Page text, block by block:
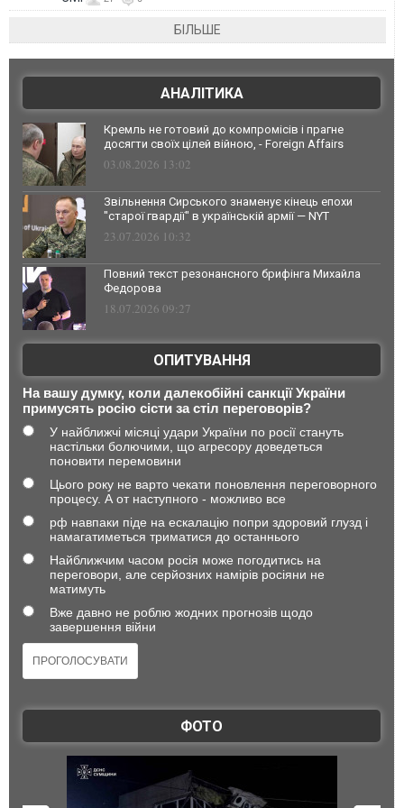
БІЛЬШЕ
АНАЛІТИКА
Кремль не готовий до компромісів і прагне
досягти своїх цілей війною, - Foreign Affairs
03.08.2026 13:02
Звільнення Сирського знаменує кінець епохи
"старої гвардії" в українській армії — NYT
23.07.2026 10:32
Повний текст резонансного брифінга Михайла
Федорова
18.07.2026 09:27
ОПИТУВАННЯ
На вашу думку, коли далекобійні санкції України
примусять росію сісти за стіл переговорів?
У найближчі місяці удари України по росії стануть
настільки болючими, що агресору доведеться
поновити перемовини
Цього року не варто чекати поновлення переговорного
процесу. А от наступного - можливо все
рф навпаки піде на ескалацію попри здоровий глузд і
намагатиметься триматися до останнього
Найближчим часом росія може погодитись на
переговори, але серйозних намірів росіяни не
матимуть
Вже давно не роблю жодних прогнозів щодо
завершення війни
ФОТО